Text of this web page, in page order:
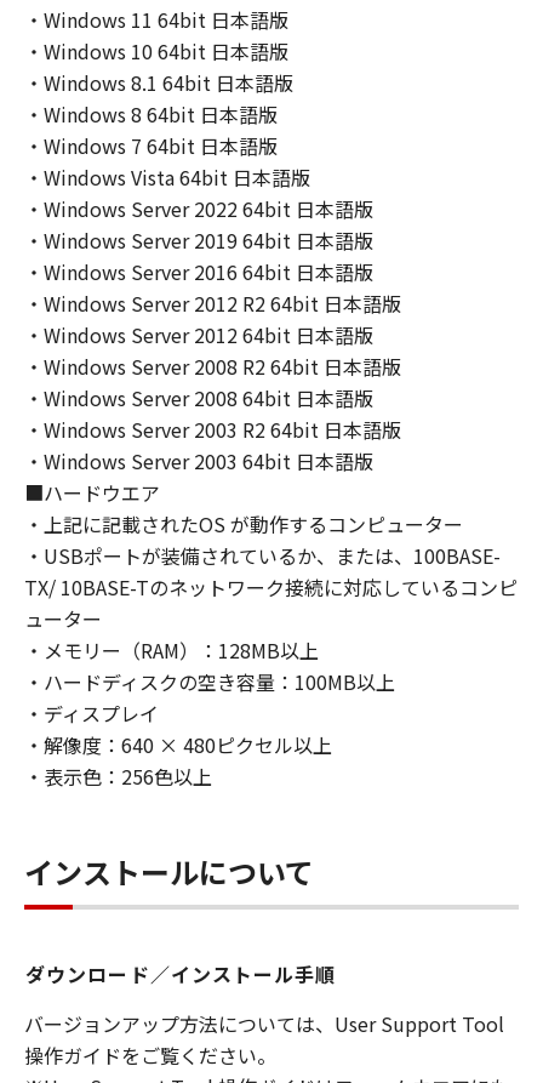
・Windows 11 64bit 日本語版
・Windows 10 64bit 日本語版
・Windows 8.1 64bit 日本語版
・Windows 8 64bit 日本語版
・Windows 7 64bit 日本語版
・Windows Vista 64bit 日本語版
・Windows Server 2022 64bit 日本語版
・Windows Server 2019 64bit 日本語版
・Windows Server 2016 64bit 日本語版
・Windows Server 2012 R2 64bit 日本語版
・Windows Server 2012 64bit 日本語版
・Windows Server 2008 R2 64bit 日本語版
・Windows Server 2008 64bit 日本語版
・Windows Server 2003 R2 64bit 日本語版
・Windows Server 2003 64bit 日本語版
■ハードウエア
・上記に記載されたOS が動作するコンピューター
・USBポートが装備されているか、または、100BASE-
TX/ 10BASE-Tのネットワーク接続に対応しているコンピ
ューター
・メモリー（RAM）：128MB以上
・ハードディスクの空き容量：100MB以上
・ディスプレイ
・解像度：640 × 480ピクセル以上
・表示色：256色以上
インストールについて
ダウンロード／インストール手順
バージョンアップ方法については、User Support Tool
操作ガイドをご覧ください。